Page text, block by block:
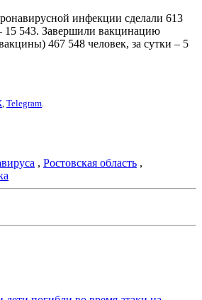
инфекции сделали 613
15 543. Завершили вакцинацию
467 548 человек, за сутки – 5
, Telegram.
, Ростовская область ,